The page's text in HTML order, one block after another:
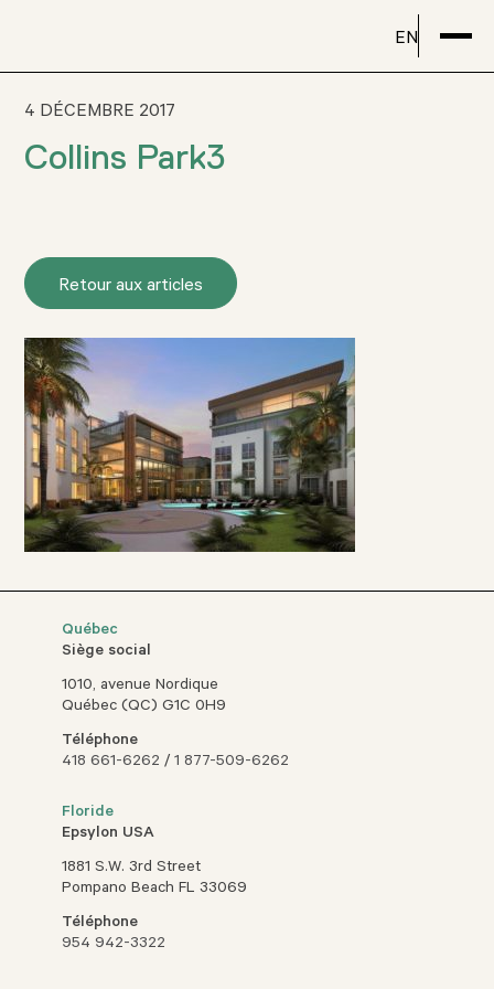
EN
4 DÉCEMBRE 2017
Collins Park3
Retour aux articles
Québec
Siège social
1010, avenue Nordique
Québec (QC) G1C 0H9
Téléphone
418 661-6262 /1 877-509-6262
Floride
Epsylon USA
1881 S.W. 3rd Street
Pompano Beach FL 33069
Téléphone
954 942-3322